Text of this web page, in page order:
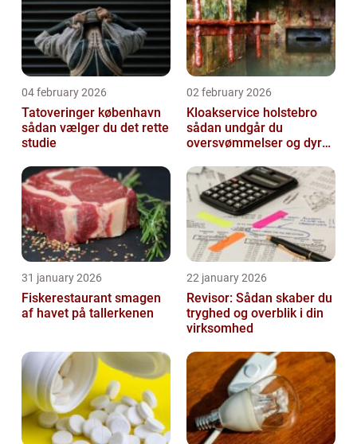
04 february 2026
Tatoveringer københavn
sådan vælger du det rette
studie
02 february 2026
Kloakservice holstebro
sådan undgår du
oversvømmelser og dyre
31 january 2026
Fiskerestaurant smagen
af havet på tallerkenen
22 january 2026
Revisor: Sådan skaber du
tryghed og overblik i din
virksomhed